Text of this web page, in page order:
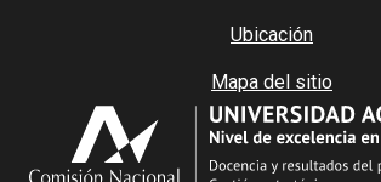
Ubicación
Mapa del sitio